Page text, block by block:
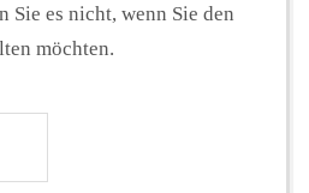
Sie es nicht, wenn Sie den
möchten.